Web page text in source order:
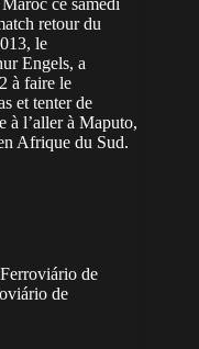
ce samedi
retour du
le
Engels, a
à faire le
et tenter de
à l’aller à Maputo,
Afrique du Sud.
de
de